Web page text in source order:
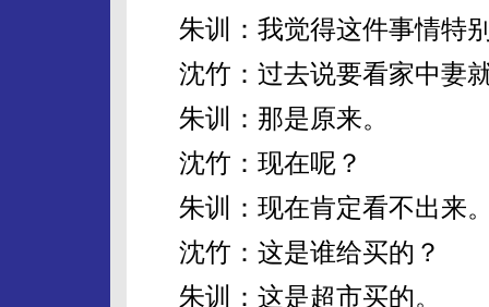
朱训：我觉得这件事情特
沈竹：过去说要看家中妻
朱训：那是原来。
沈竹：现在呢？
朱训：现在肯定看不出来
沈竹：这是谁给买的？
朱训：这是超市买的。